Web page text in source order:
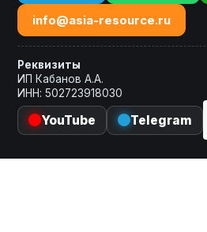
Получить расчет
info@asia-resource.ru
Реквизиты
ИП Кабанов А.А.
ИНН: 502723918030
YouTube Telegram